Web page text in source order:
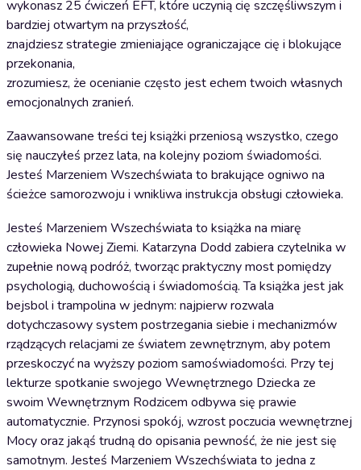
wykonasz 25 ćwiczeń EFT, które uczynią cię szczęśliwszym i
bardziej otwartym na przyszłość,
znajdziesz strategie zmieniające ograniczające cię i blokujące
przekonania,
zrozumiesz, że ocenianie często jest echem twoich własnych
emocjonalnych zranień.
Zaawansowane treści tej książki przeniosą wszystko, czego
się nauczyłeś przez lata, na kolejny poziom świadomości.
Jesteś Marzeniem Wszechświata to brakujące ogniwo na
ścieżce samorozwoju i wnikliwa instrukcja obsługi człowieka.
Jesteś Marzeniem Wszechświata to książka na miarę
człowieka Nowej Ziemi. Katarzyna Dodd zabiera czytelnika w
zupełnie nową podróż, tworząc praktyczny most pomiędzy
psychologią, duchowością i świadomością. Ta książka jest jak
bejsbol i trampolina w jednym: najpierw rozwala
dotychczasowy system postrzegania siebie i mechanizmów
rządzących relacjami ze światem zewnętrznym, aby potem
przeskoczyć na wyższy poziom samoświadomości. Przy tej
lekturze spotkanie swojego Wewnętrznego Dziecka ze
swoim Wewnętrznym Rodzicem odbywa się prawie
automatycznie. Przynosi spokój, wzrost poczucia wewnętrznej
Mocy oraz jakąś trudną do opisania pewność, że nie jest się
samotnym. Jesteś Marzeniem Wszechświata to jedna z